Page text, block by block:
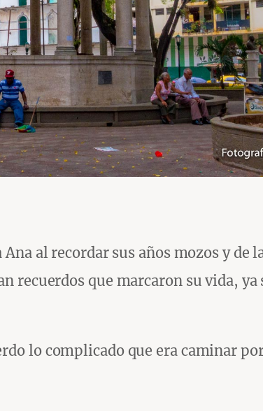
al recordar sus años mozos y de
recuerdos que marcaron su vida, ya
lo complicado que era caminar